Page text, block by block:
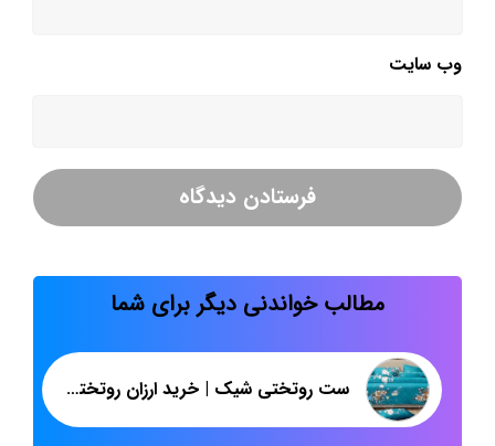
وب‌ سایت
مطالب خواندنی دیگر برای شما
ست روتختی شیک | خرید ارزان روتختی دونفره | پاندا